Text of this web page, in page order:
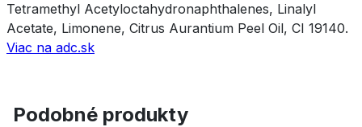
Tetramethyl Acetyloctahydronaphthalenes, Linalyl
Acetate, Limonene, Citrus Aurantium Peel Oil, CI 19140.
Viac na adc.sk
Podobné produkty